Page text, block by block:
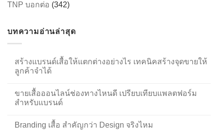
TNP บอกต่อ (342)
บทความอ่านล่าสุด
สร้างแบรนด์เสื้อให้แตกต่างอย่างไร เทคนิคสร้างจุดขายให้
ลูกค้าจำได้
ขายเสื้อออนไลน์ช่องทางไหนดี เปรียบเทียบแพลตฟอร์ม
สำหรับแบรนด์
Branding เสื้อ สำคัญกว่า Design จริงไหม